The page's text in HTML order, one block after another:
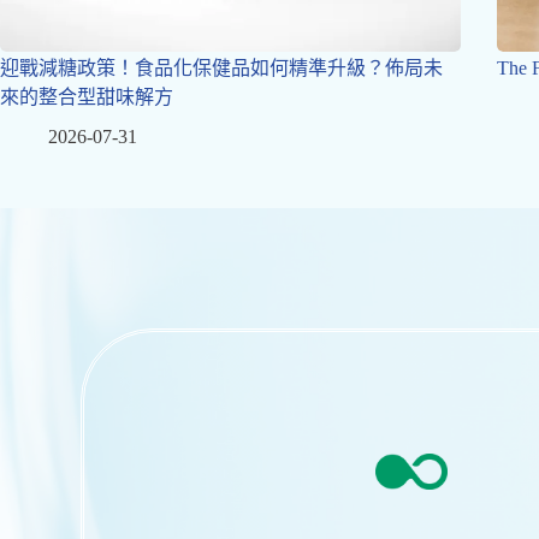
迎戰減糖政策！食品化保健品如何精準升級？佈局未
來的整合型甜味解方
2026-07-31
The